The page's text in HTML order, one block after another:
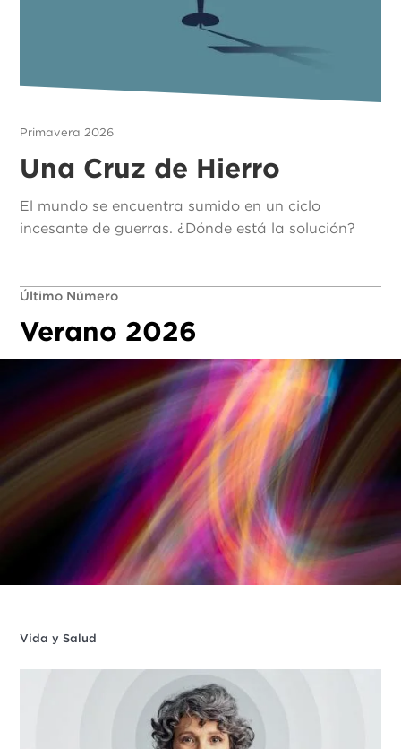
Primavera 2026
Una Cruz de Hierro
El mundo se encuentra sumido en un ciclo
incesante de guerras. ¿Dónde está la solución?
Último Número
Verano 2026
Vida y Salud